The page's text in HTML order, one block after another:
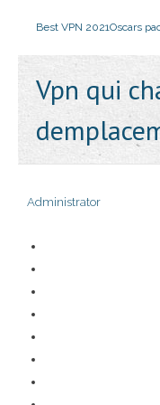
Best VPN 2021Oscars
Vpn qui
Administrator